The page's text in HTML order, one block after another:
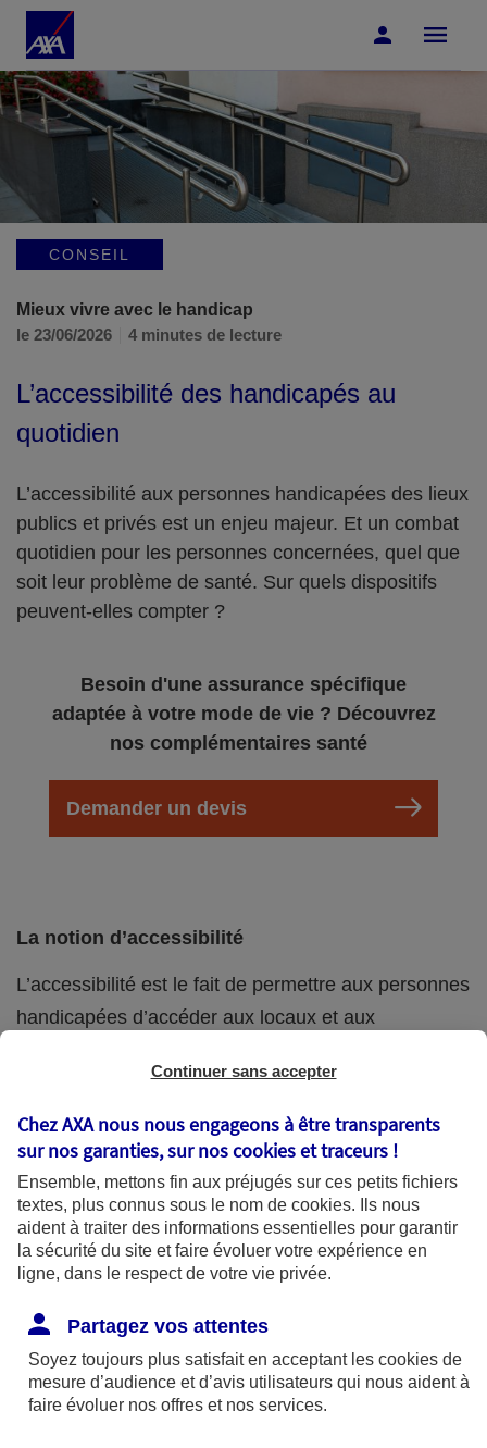
Accéder au Contenu Accéder au Pied de page
CONSEIL
Mieux vivre avec le handicap
le 23/06/2026
4 minutes de lecture
L’accessibilité des handicapés au
quotidien
L’accessibilité aux personnes handicapées des lieux
publics et privés est un enjeu majeur. Et un combat
quotidien pour les personnes concernées, quel que
soit leur problème de santé. Sur quels dispositifs
peuvent-elles compter ?
Besoin d'une assurance spécifique
adaptée à votre mode de vie ? Découvrez
nos complémentaires santé
Demander un devis
La notion d’accessibilité
L’accessibilité est le fait de permettre aux personnes
handicapées d’accéder aux locaux et aux
et de communiquer.
Elle concerne l’intérieur comme l’extérieur : places
de stationnement, largeur des portes, rampes
d’accès, ascenseurs, sanitaires, etc.
L’accessibilité aux handicapés dans les lieux
La loi du 11 février 2005 pour l’égalité des droits et
des chances, la participation et la citoyenneté des
personnes handicapées, a fixé certaines normes
Continuer sans accepter
Chez AXA nous nous engageons à être transparents
sur nos garanties, sur noscookies et traceurs !
Ensemble, mettons fin aux préjugés sur ces petits fichiers
textes, plus connus sous le nom de cookies. Ils nous
aident à traiter des informations essentielles pour garantir
la sécurité du site et faire évoluer votre expérience en
ligne, dans le respect de votre vie privée.
Partagez vos attentes
Soyez toujours plus satisfait en acceptant les cookies de
mesure d’audience et d’avis utilisateurs qui nous aident à
faire évoluer nos offres et nos services.